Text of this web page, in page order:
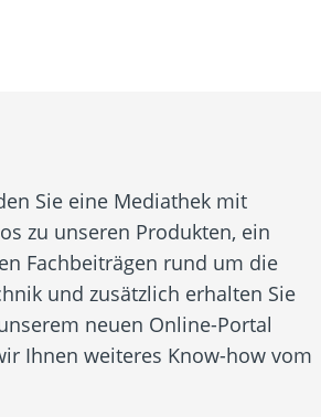
Sie eine Mediathek mit
zu unseren Produkten, ein
Fachbeiträgen rund um die
und zusätzlich erhalten Sie
neuen Online-Portal
Ihnen weiteres Know-how vom